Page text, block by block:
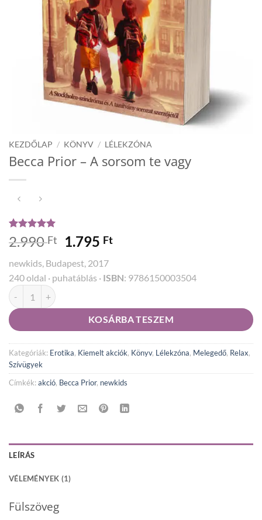
KEZDŐLAP / KÖNYV / LÉLEKZÓNA
Becca Prior – A ​sorsom te vagy
Értékelés 5
az 5-ből,
1
alapján
2.990Ft
Original
was:
2.990 Ft.
1.795 FtCurrent
1.795 Ft.
newkids, Budapest, 2017
240 oldal · puhatáblás · ISBN: 9786150003504
Becca Prior - A ​sorsom te vagy mennyiség
KOSÁRBA TESZEM
Kategóriák: Erotika, Kiemelt akciók, Könyv, Lélekzóna, Melegedő, Relax,
Szívügyek
Címkék:akció, Becca Prior, newkids
LEÍRÁS
VÉLEMÉNYEK (1)
Fülszöveg